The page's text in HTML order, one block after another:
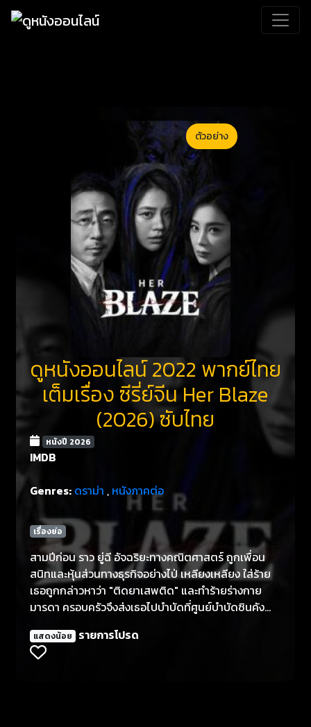
ตัวอย่าง
ดูหนังออนไลน์ 2022 พากย์ไทย
เต็มเรื่อง ซีรี่ย์จีน Her Blaze
(2026) ซับไทย
หนังปี 2026
IMDB
Genres: ดราม่า , หนังภาคต่อ
เรื่องย่อ
สามปีก่อน ราว ยู่ฉี อัจฉริยะทางคณิตศาสตร์ ถูกเพื่อน
สนิทและหุ้นส่วนทางธุรกิจอย่างไป่ เหลียงเหลียง ใส่ร้าย
เธอถูกกล่าวหาว่า "ติดยาเสพติด" และทำร้ายร่างกาย
มารดา ครอบครัวจึงส่งเธอไปบำบัดที่ศูนย์บำบัดซินคัง
พวกเขาร่วมก่อตั้งและก้าวขึ้นเป็นผู้บริหารระดับสูงของ
กลุ่มบริษัทหลี่เซิน ครอบครัว มิตรภาพ ความรัก และ
แสดงน้อย รายการโปรด